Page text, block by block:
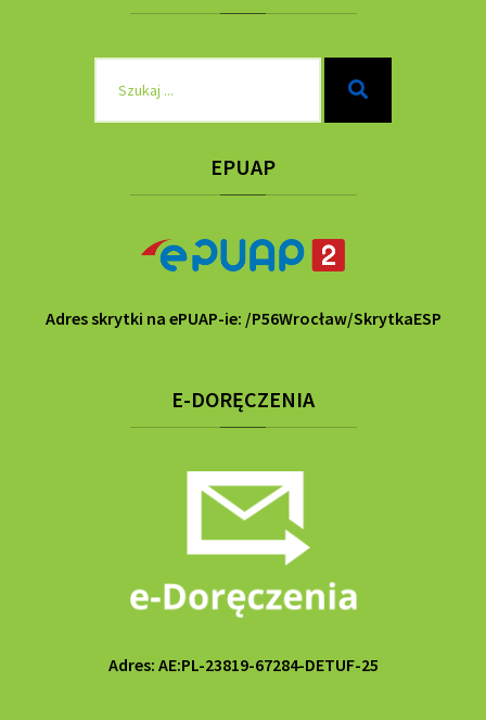
EPUAP
Adres skrytki na ePUAP-ie: /P56Wrocław/SkrytkaESP
E-DORĘCZENIA
Adres: AE:PL-23819-67284-DETUF-25